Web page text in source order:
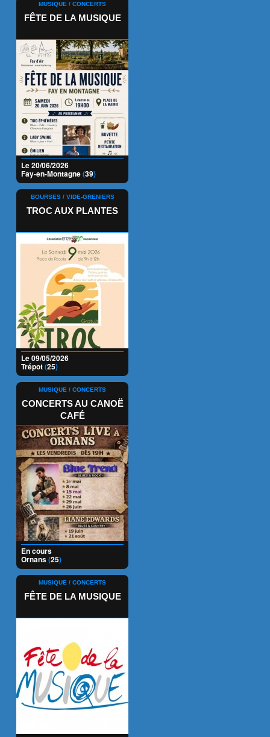
MUSIQUE / CONCERTS
FÊTE DE LA MUSIQUE
Le 20/06/2026
Fay-en-Montagne(39)
BOURSES / VIDE-GRENIERS
TROC AUX PLANTES
Le 09/05/2026
Trépot(25)
MUSIQUE / CONCERTS
CONCERTS AU CANOË
CAFÉ
En cours
Ornans(25)
MUSIQUE / CONCERTS
FÊTE DE LA MUSIQUE